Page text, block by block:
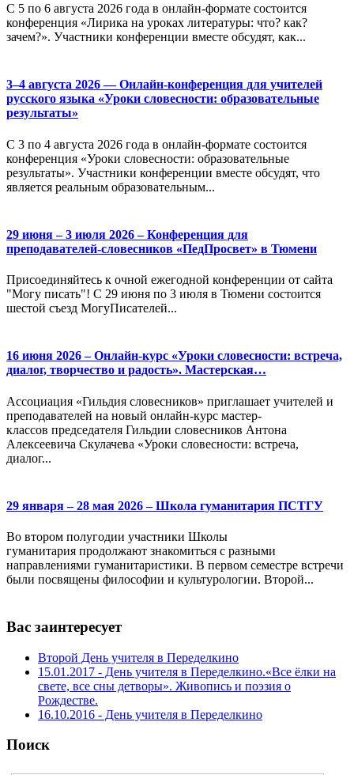
С 5 по 6 августа 2026 года в онлайн-формате состоится
конференция «Лирика на уроках литературы: что? как?
зачем?». Участники конференции вместе обсудят, как...
3–4 августа 2026 — Онлайн-конференция для учителей
русского языка «Уроки словесности: образовательные
результаты»
С 3 по 4 августа 2026 года в онлайн-формате состоится
конференция «Уроки словесности: образовательные
результаты». Участники конференции вместе обсудят, что
является реальным образовательным...
29 июня – 3 июля 2026 – Конференция для
преподавателей-словесников «ПедПросвет» в Тюмени
Присоединяйтесь к очной ежегодной конференции от сайта
"Могу писать"! С 29 июня по 3 июля в Тюмени состоится
шестой съезд МогуПисателей...
16 июня 2026 – Онлайн-курс «Уроки словесности: встреча,
диалог, творчество и радость». Мастерская…
Ассоциация «Гильдия словесников» приглашает учителей и
преподавателей на новый онлайн-курс мастер-
классов председателя Гильдии словесников Антона
Алексеевича Скулачева «Уроки словесности: встреча,
диалог...
29 января – 28 мая 2026 – Школа гуманитария ПСТГУ
Во втором полугодии участники Школы
гуманитария продолжают знакомиться с разными
направлениями гуманитаристики. В первом семестре встречи
были посвящены философии и культурологии. Второй...
Вас заинтересует
Второй День учителя в Переделкино
15.01.2017 - День учителя в Переделкино.«Все ёлки на
свете, все сны детворы». Живопись и поэзия о
Рождестве.
16.10.2016 - День учителя в Переделкино
Поиск